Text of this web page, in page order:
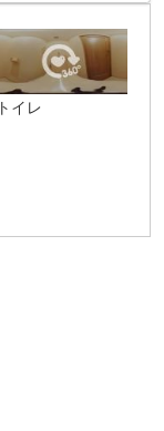
トイレ